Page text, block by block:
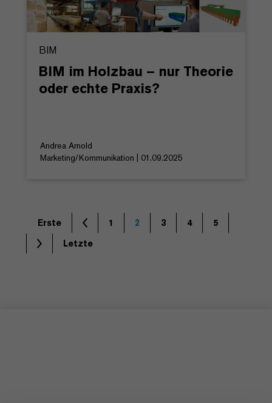
BIM
BIM im Holzbau – nur Theorie
oder echte Praxis?
Andrea Arnold
Marketing/Kommunikation | 01.09.2025
Erste 1 2 3 4
5
Letzte